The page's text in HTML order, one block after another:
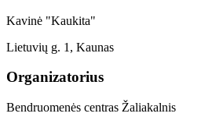
Kavinė "Kaukita"
Lietuvių g. 1, Kaunas
Organizatorius
Bendruomenės centras Žaliakalnis